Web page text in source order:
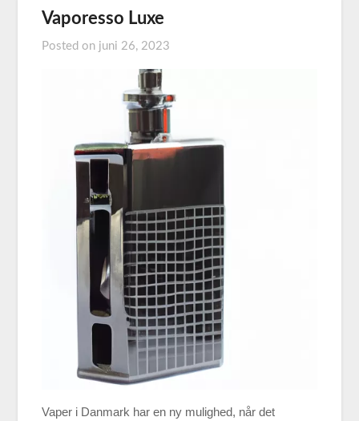
Vaporesso Luxe
Posted on juni 26, 2023
Vaper i Danmark har en ny mulighed, når det